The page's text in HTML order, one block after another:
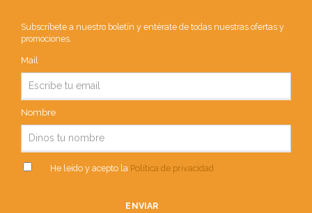
Subscríbete a nuestro boletín y entérate de todas nuestras ofertas y
promociones.
Mail
Nombre
He leído y acepto la Política de privacidad
ENVIAR